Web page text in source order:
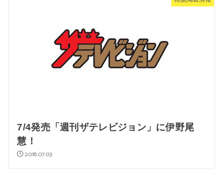
7/4発売「週刊ザテレビジョン」に伊野尾
慧！
2018.07.03